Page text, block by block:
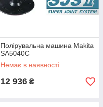
Полірувальна машина Makita
SA5040C
Немає в наявності
12 936 ₴